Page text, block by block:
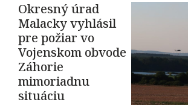
Okresný úrad
Malacky vyhlásil
pre požiar vo
Vojenskom obvode
Záhorie
mimoriadnu
situáciu